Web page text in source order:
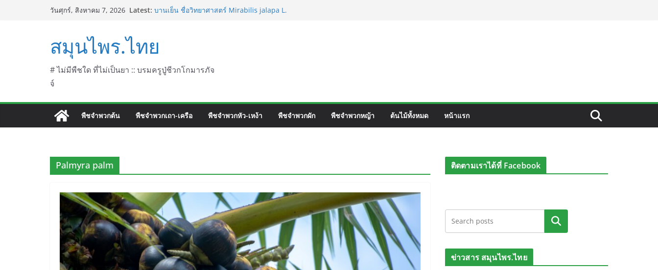
วันศุกร์, สิงหาคม 7, 2026 Latest: บานเย็น ชื่อวิทยาศาสตร์ Mirabilis jalapa L.
L. (Firework)
บานไม่รู้โรย
สมุนไพร.ไทย
# ไม่มีพืชใด ที่ไม่เป็นยา :: บรมครูปู่ชีวกโกมารภัจ
จ์
พืชจำพวกต้น พืชจำพวกเถา-เครือ พืชจำพวกหัว-เหง้า พืชจำพวกผัก พืชจำพวกหญ้า ต้นไม้ทั้งหมด หน้าแรก
Palmyra palm ติดตามเราได้ที่ Facebook
ค้นหา
ข่าวสาร สมุนไพร.ไทย